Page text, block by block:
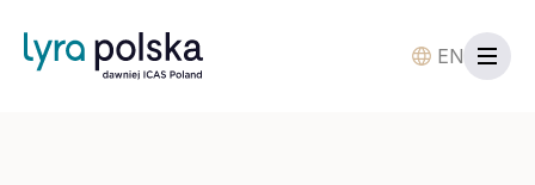
EN